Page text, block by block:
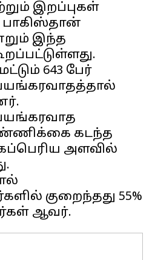
இறப்புகள்
இந்த
643 பேர்
கடந்த
அளவில்
குறைந்தது 55%